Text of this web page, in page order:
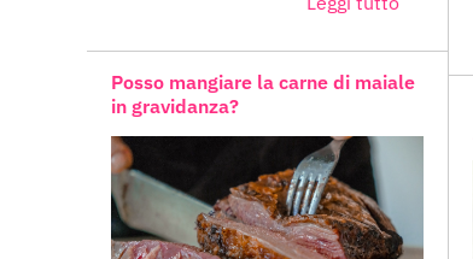
Posso mangiare la carne di maiale
in gravidanza?